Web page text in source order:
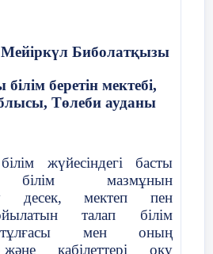
Биболатқызы
беретін мектебі,
Төлеби ауданы
жүйесіндегі басты
білім мазмұнын
десек, мектеп пен
талап білім
мен оның
қабілеттері оқу